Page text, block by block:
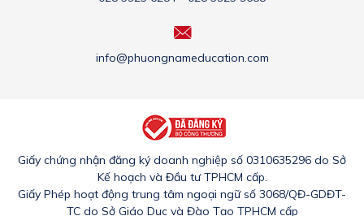
info@phuongnameducation.com
Giấy chứng nhận đăng ký doanh nghiệp số 0310635296 do Sở
Kế hoạch và Đầu tư TPHCM cấp.
Giấy Phép hoạt động trung tâm ngoại ngữ số 3068/QĐ-GDĐT-
TC do Sở Giáo Dục và Đào Tạo TPHCM cấp